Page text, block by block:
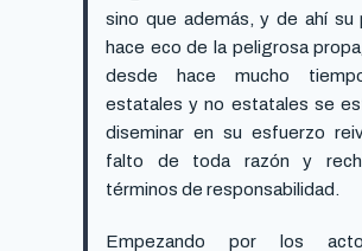
sino que además, y de ahí su
hace eco de la peligrosa
desde hace mucho
estatales y no estatales se
diseminar en su esfuerzo
falto de toda razón y
términos de responsabilidad.
Empezando por los